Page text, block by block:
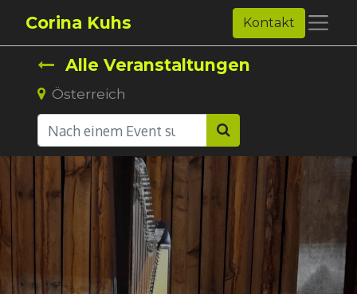
Corina Kuhs Kontakt
Alle Veranstaltungen
Österreich